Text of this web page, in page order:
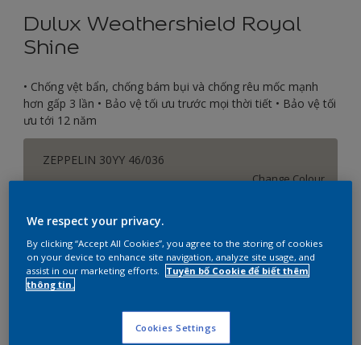
Dulux Weathershield Royal
Shine
• Chống vệt bẩn, chống bám bụi và chống rêu mốc mạnh
hơn gấp 3 lần • Bảo vệ tối ưu trước mọi thời tiết • Bảo vệ tối
ưu tới 12 năm
ZEPPELIN 30YY 46/036
Change Colour
Kích thước
1 5
Số lượng
We respect your privacy.
By clicking “Accept All Cookies”, you agree to the storing of cookies
on your device to enhance site navigation, analyze site usage, and
assist in our marketing efforts.
Tuyên bố Cookie để biết thêm
thông tin.
Cookies Settings